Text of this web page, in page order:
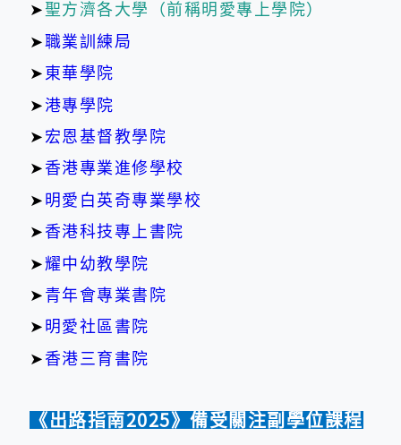
➤聖方濟各大學（前稱明愛專上學院）
➤職業訓練局
➤ 東華學院
➤ 港專學院
➤ 宏恩基督教學院
➤ 香港專業進修學校
➤ 明愛白英奇專業學校
➤ 香港科技專上書院
➤耀中幼教學院
➤ 青年會專業書院
➤ 明愛社區書院
➤ 香港三育書院
《出路指南2025》備受關注副學位課程